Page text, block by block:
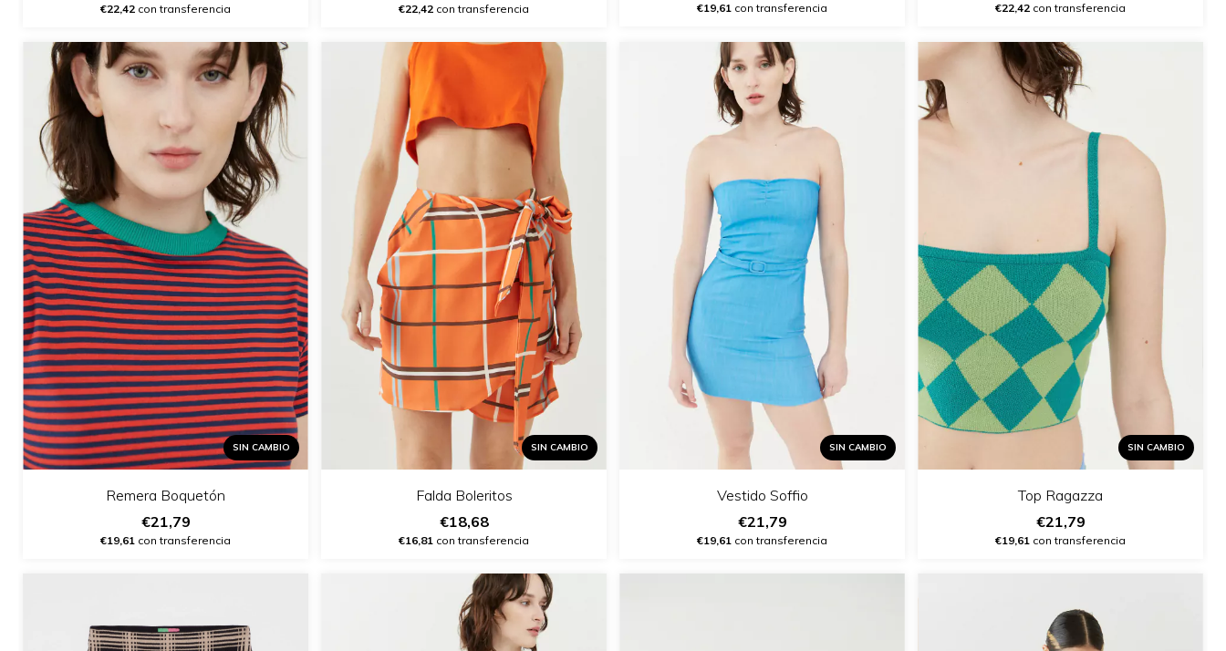
€22,42 con transferencia €22,42 con transferencia €19,61 con transferencia €22,42 con transferencia
SIN CAMBIO
Remera Boquetón
€21,79
€19,61 con transferencia
SIN CAMBIO
Falda Boleritos
€18,68
€16,81 con transferencia
SIN CAMBIO
Vestido Soffio
€21,79
€19,61 con transferencia
SIN CAMBIO
Top Ragazza
€21,79
€19,61 con transferencia